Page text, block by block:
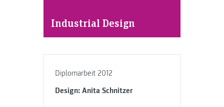
Industrial Design
Diplomarbeit 2012
Design: Anita Schnitzer